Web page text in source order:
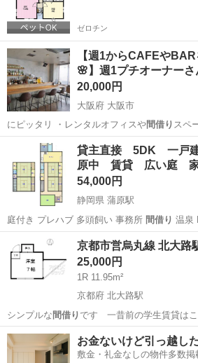
ゼロチン
【週1からCAFEや
🌸】週1プチオーナー
20,000円
大阪府 大阪市
にピッタリ ・レンタルオフィスや間借り スペ
月4回程…大阪市 レンタルオフィス
貸主直接 5DK 一戸
原中 賃貸 広い庭
54,000円
静岡県 蒲原駅
庭付き プレハブ 多頭飼い 事務所 間借り 温泉
駐…
静岡市 蒲原駅 一戸建て 家
京都市営烏丸線 北大路
25,000円
1R 11.95m²
京都府 北大路駅
シンプルな 間借り です 一昔前の学生賃貸はこ
京都 京都市 北大路駅 アパート
お金ないけど引っ越し
敷金・礼金なしの物件多数掲